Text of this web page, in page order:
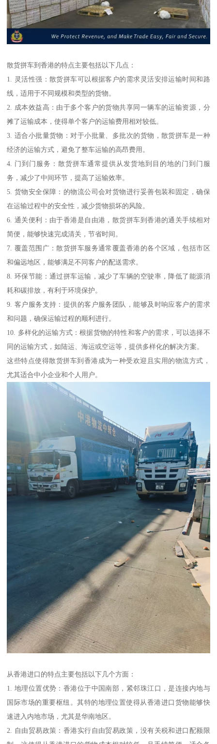
散货拼车到香港的特点主要包括以下几点：
1. 灵活性强：散货拼车可以根据客户的需求灵活安排运输时间和路
线，适用于不同规模和类型的货物。
2. 成本效益高：由于多个客户的货物共享同一辆车的运输资源，分
摊了运输成本，使得单个客户的运输费用相对较低。
3. 适合小批量货物：对于小批量、多批次的货物，散货拼车是一种
经济的运输方式，避免了整车运输的高昂费用。
4. 门到门服务：散货拼车通常提供从发货地到目的地的门到门服
务，减少了中间环节，提高了运输效率。
5. 货物安全保障：的物流公司会对货物进行妥善包装和固定，确保
在运输过程中的安全性，减少货物损坏的风险。
6. 通关便利：由于香港是自由港，散货拼车到香港的通关手续相对
简便，能够快速完成清关，节省时间。
7. 覆盖范围广：散货拼车服务通常覆盖香港的各个区域，包括市区
和偏远地区，能够满足不同客户的配送需求。
8. 环保节能：通过拼车运输，减少了车辆的空驶率，降低了能源消
耗和碳排放，有利于环境保护。
9. 客户服务支持：提供的客户服务团队，能够及时响应客户的需求
和问题，确保运输过程的顺利进行。
10. 多样化的运输方式：根据货物的特性和客户的需求，可以选择不
同的运输方式，如陆运、海运或空运等，提供多样化的解决方案。
这些特点使得散货拼车到香港成为一种受欢迎且实用的物流方式，
尤其适合中小企业和个人用户。
从香港进口的特点主要包括以下几个方面：
1. 地理位置优势：香港位于中国南部，紧邻珠江口，是连接内地与
国际市场的重要枢纽。其特的地理位置使得从香港进口货物能够快
速进入内地市场，尤其是华南地区。
2. 自由贸易政策：香港实行自由贸易政策，没有关税和进口配额限